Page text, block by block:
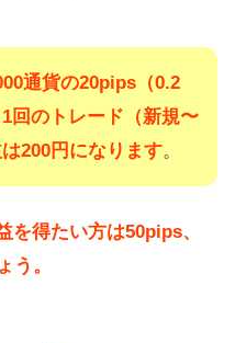
通貨の20pips（0.2
回のトレード（新規〜
200円になります。
を得たい方は50pips、
う。